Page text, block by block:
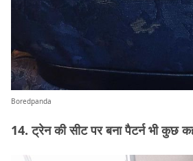
Boredpanda
14. ट्रेन की सीट पर बना पैटर्न भी कुछ